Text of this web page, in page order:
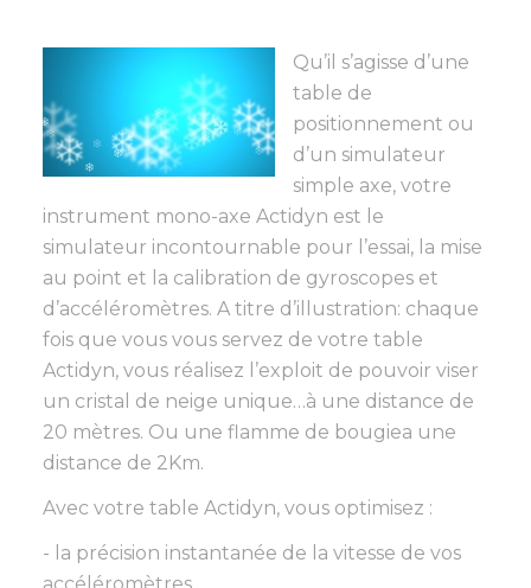
Qu’il s’agisse d’une
table de
positionnement ou
d’un simulateur
simple axe, votre
instrument mono-axe Actidyn est le
simulateur incontournable pour l’essai, la mise
au point et la calibration de gyroscopes et
d’accéléromètres. A titre d’illustration: chaque
fois que vous vous servez de votre table
Actidyn, vous réalisez l’exploit de pouvoir viser
un cristal de neige unique…à une distance de
20 mètres. Ou une flamme de bougiea une
distance de 2Km.
Avec votre table Actidyn, vous optimisez :
- la précision instantanée de la vitesse de vos